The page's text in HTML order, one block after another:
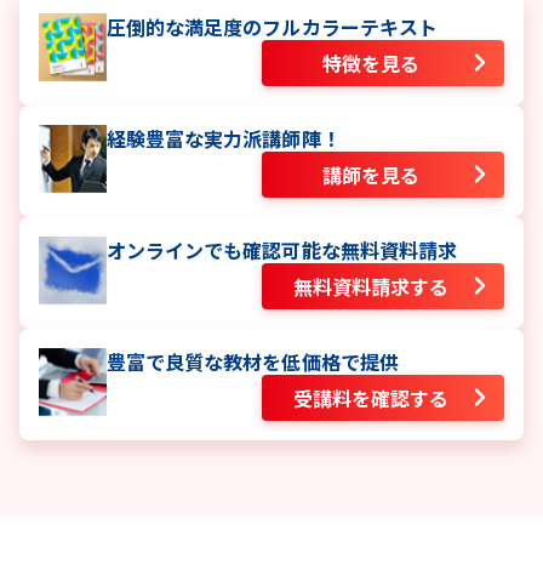
圧倒的な満足度のフルカラーテキスト
特徴を見る
経験豊富な実力派講師陣！
講師を見る
オンラインでも確認可能な無料資料請求
無料資料請求する
豊富で良質な教材を低価格で提供
受講料を確認する